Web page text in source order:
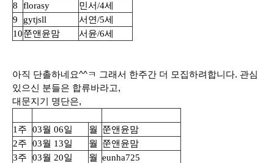
8
florasy
민서/4세
9
gytjsll
서연/5세
10쭌앤윤맘 서윤/6세
아직 단촐하네요^^ㅋ 그래서 한주간 더 모집하려합니다. 관심
있으신 분들은 합류바라고,
대문지기 명단은,
1주
03월 06일 월
쭌앤윤맘
2주
03월 13일 월
쭌앤윤맘
3주
03월 20일 월 eunha725